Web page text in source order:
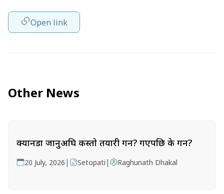
Open link
Other News
क्यानडा जानुअघि कस्तो तयारी गर्ने? गएपछि के गर्ने?
20 July, 2026 | Setopati | Raghunath Dhakal